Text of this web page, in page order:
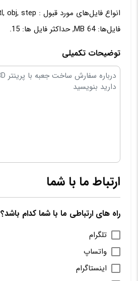
فایل‌ها: 64 MB, حداکثر فایل ها: 15.
توضیحات تکمیلی
ارتباط ما با شما
راه های ارتباطی ما با شما کدام باشد؟
تلگرام
واتساپ
اینستاگرام